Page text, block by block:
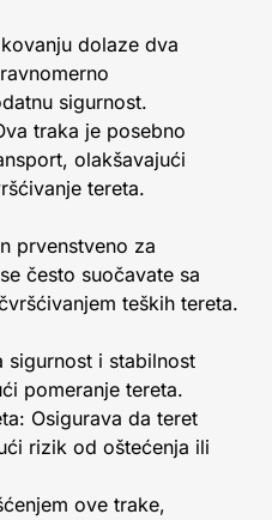
dolaze dva
sigurnost.
traka je posebno
olakšavajući
tereta.
prvenstveno za
često suočavate sa
teških tereta.
sigurnost i stabilnost
pomeranje tereta.
Osigurava da teret
rizik od oštećenja ili
ove trake,